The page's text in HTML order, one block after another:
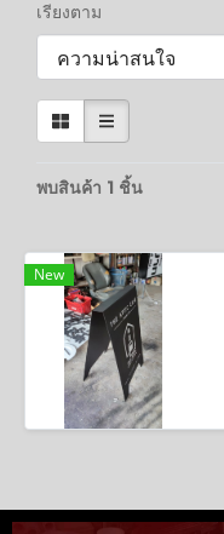
เรียงตาม
พบสินค้า 1 ชิ้น
New